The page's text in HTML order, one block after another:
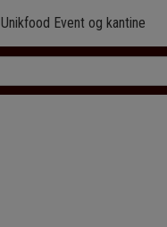
Unikfood Event og kantine